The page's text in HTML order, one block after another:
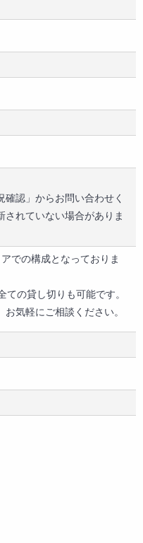
等）
認」からお問い合わせく
されていない場合がありま
での構成となっておりま
の貸し切りも可能です。
気軽にご相談ください。